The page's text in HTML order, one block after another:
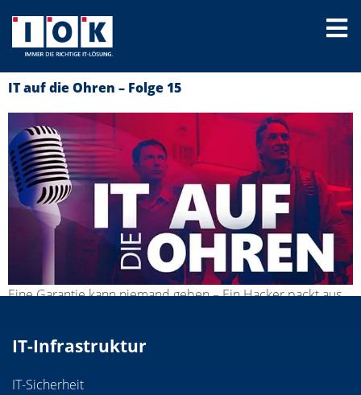
IT auf die Ohren – Folge 15
Eine Garantie kann niemand geben – Ein Hacker packt aus
IT-Infrastruktur
IT-Sicherheit